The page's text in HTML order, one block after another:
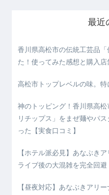
最近
香川県高松市の伝統工芸品
た！使ってみた感想と購入店
高松市トップレベルの味。
神のトッピング！香川県高
リチップス」をまぜ麺やパ
った【実食口コミ】
【ホテル派必見】あなぶき
ライブ後の大混雑を完全回
【昼夜対応】あなぶきアリ